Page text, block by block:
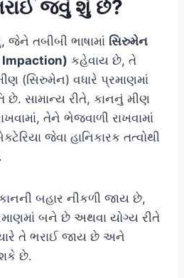
જવું શું છે?
જેને તબીબી ભાષામાં સિરુમેન
કહેવાય છે, તે
(સિરુમેન) વધારે પ્રમાણમાં
છે. સામાન્ય રીતે, કાનનું મીણ
તેને ભેજવાળી રાખવામાં
જેવા હાનિકારક તત્વોથી
બહાર નીકળી જાય છે,
બને છે અથવા યોગ્ય રીતે
તે ભરાઈ જાય છે અને
છે.